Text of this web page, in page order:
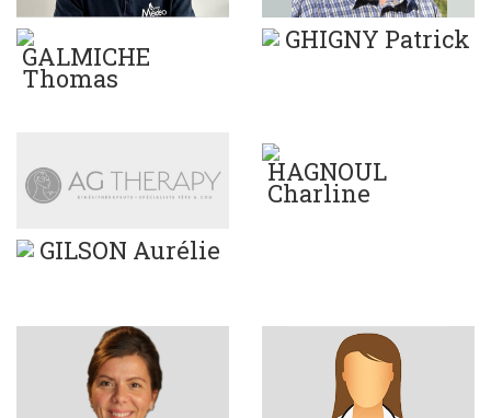
GALMICHE
Thomas
GHIGNY Patrick
GILSON Aurélie
HAGNOUL
Charline